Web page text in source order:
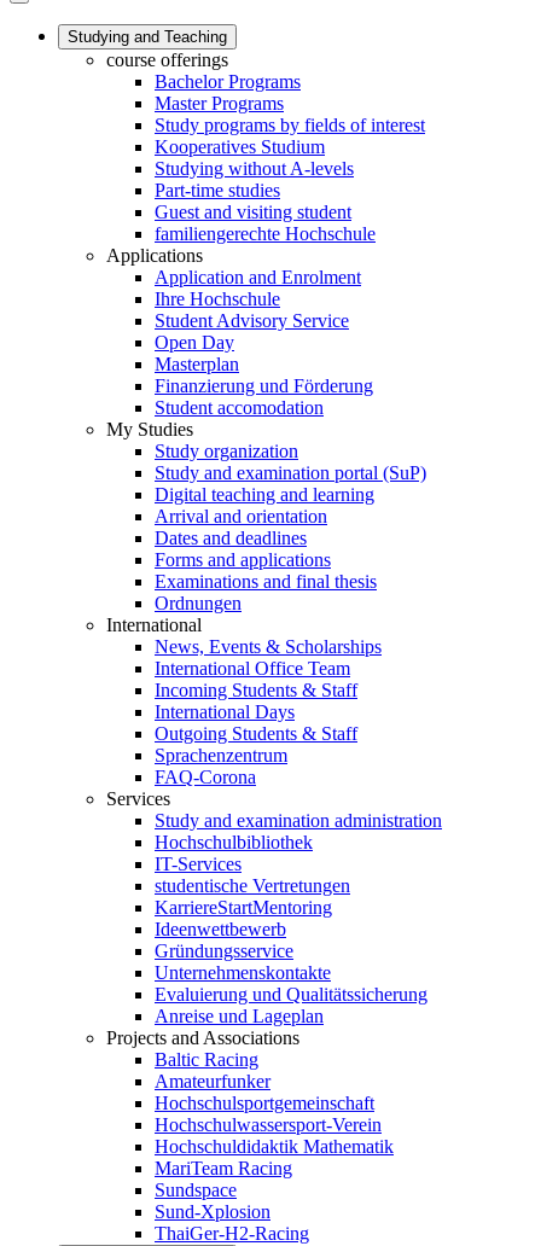
Studying and Teaching
course offerings
Bachelor Programs
Master Programs
Study programs by fields of interest
Kooperatives Studium
Studying without A-levels
Part-time studies
Guest and visiting student
familiengerechte Hochschule
Applications
Application and Enrolment
Ihre Hochschule
Student Advisory Service
Open Day
Masterplan
Finanzierung und Förderung
Student accomodation
My Studies
Study organization
Study and examination portal (SuP)
Digital teaching and learning
Arrival and orientation
Dates and deadlines
Forms and applications
Examinations and final thesis
Ordnungen
International
News, Events & Scholarships
International Office Team
Incoming Students & Staff
International Days
Outgoing Students & Staff
Sprachenzentrum
FAQ-Corona
Services
Study and examination administration
Hochschulbibliothek
IT-Services
studentische Vertretungen
KarriereStartMentoring
Ideenwettbewerb
Gründungsservice
Unternehmenskontakte
Evaluierung und Qualitätssicherung
Anreise und Lageplan
Projects and Associations
Baltic Racing
Amateurfunker
Hochschulsportgemeinschaft
Hochschulwassersport-Verein
Hochschuldidaktik Mathematik
MariTeam Racing
Sundspace
Sund-Xplosion
ThaiGer-H2-Racing